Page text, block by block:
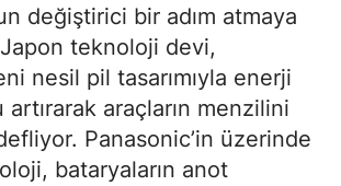
değiştirici bir adım atmaya
Japon teknoloji devi,
nesil pil tasarımıyla enerji
araçların menzilini
Panasonic’in üzerinde
bataryaların anot